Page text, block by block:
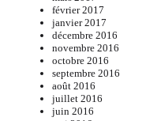
février 2017
janvier 2017
décembre 2016
novembre 2016
octobre 2016
septembre 2016
août 2016
juillet 2016
juin 2016